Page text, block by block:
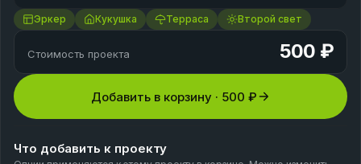
Эркер Кукушка Терраса Второй свет
Стоимость проекта 500 ₽
Добавить в корзину · 500 ₽
Что добавить к проекту